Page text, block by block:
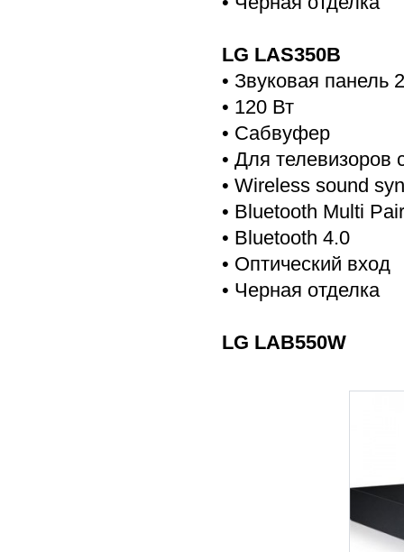
LG LAS350B
• Звуковая панель
• 120 Вт
• Cабвуфер
• Для
• Wireless sound
• Bluetooth Multi
• Bluetooth 4.0
• Оптический вход
• Черная отделка
LG LAB550W